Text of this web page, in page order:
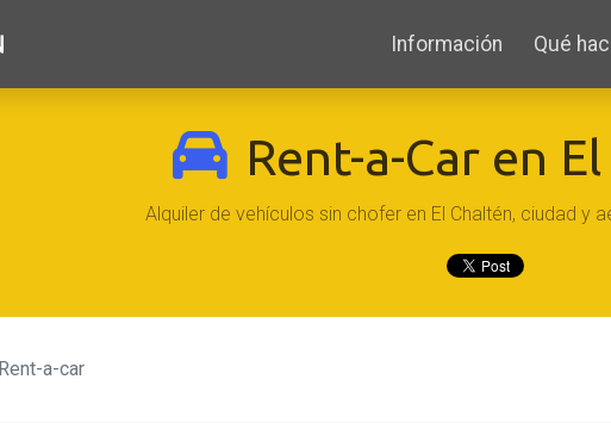
Información Qué
Rent-a-Car en
Alquiler de vehículos sin chofer en El Chaltén, ciudad y
Rent-a-car